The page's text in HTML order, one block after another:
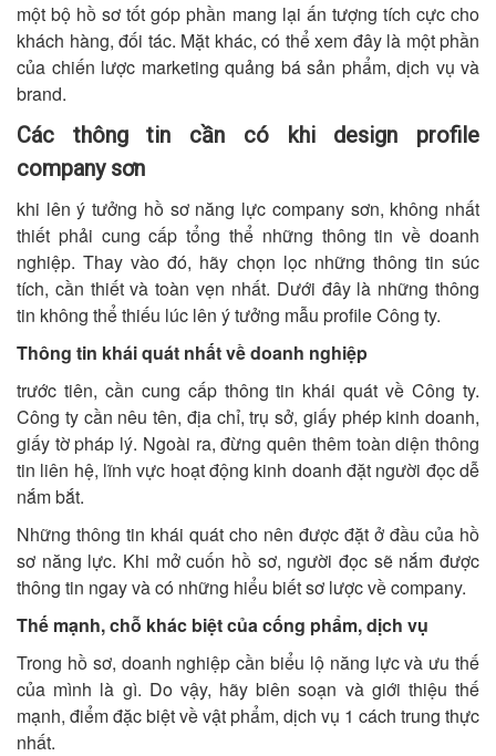
một bộ hồ sơ tốt góp phần mang lại ấn tượng tích cực cho
khách hàng, đối tác. Mặt khác, có thể xem đây là một phần
của chiến lược marketing quảng bá sản phẩm, dịch vụ và
brand.
Các thông tin cần có khi design profile
company sơn
khi lên ý tưởng hồ sơ năng lực company sơn, không nhất
thiết phải cung cấp tổng thể những thông tin về doanh
nghiệp. Thay vào đó, hãy chọn lọc những thông tin súc
tích, cần thiết và toàn vẹn nhất. Dưới đây là những thông
tin không thể thiếu lúc lên ý tưởng mẫu profile Công ty.
Thông tin khái quát nhất về doanh nghiệp
trước tiên, cần cung cấp thông tin khái quát về Công ty.
Công ty cần nêu tên, địa chỉ, trụ sở, giấy phép kinh doanh,
giấy tờ pháp lý. Ngoài ra, đừng quên thêm toàn diện thông
tin liên hệ, lĩnh vực hoạt động kinh doanh đặt người đọc dễ
nắm bắt.
Những thông tin khái quát cho nên được đặt ở đầu của hồ
sơ năng lực. Khi mở cuốn hồ sơ, người đọc sẽ nắm được
thông tin ngay và có những hiểu biết sơ lược về company.
Thế mạnh, chỗ khác biệt của cống phẩm, dịch vụ
Trong hồ sơ, doanh nghiệp cần biểu lộ năng lực và ưu thế
của mình là gì. Do vậy, hãy biên soạn và giới thiệu thế
mạnh, điểm đặc biệt về vật phẩm, dịch vụ 1 cách trung thực
nhất.